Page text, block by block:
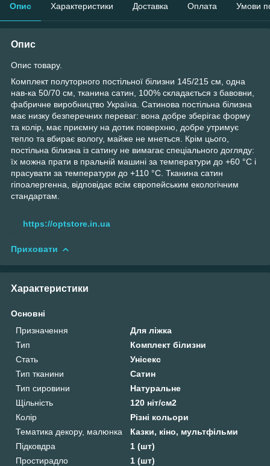
Опис Характеристики Доставка Оплата Умови
Опис
Опис товару.
Комплект полуторного постільної білизни 145/215 см, одна
нав-ка 50/70 см, тканина сатин, 100% складається з бавовни,
фабричне виробництво Україна. Сатинова постільна білизна
має низку безперечних переваг: вона добре зберігає форму
та колір, має приємну на дотик поверхню, добре утримує
тепло та вбирає вологу, майже не мнеться. Крім цього,
постільна білизна із сатину не вимагає спеціального догляду:
їх можна прати в пральній машині за температури до +60 °C і
прасувати за температури до +110 °C. Тканина сатин
гіпоалергенна, відповідає всім європейським екологічним
стандартам.
https://optstore.in.ua
Приховати
Характеристики
Основні
Призначення
Для ліжка
Тип
Комплект білизни
Стать
Унісекс
Тип тканини
Сатин
Тип сировини
Натуральне
Щільність
120 ніт/см2
Колір
Різні кольори
Тематика декору, малюнка
Казки, кіно, мультфільми
Підковдра
1 (шт)
Простирадло
1 (шт)